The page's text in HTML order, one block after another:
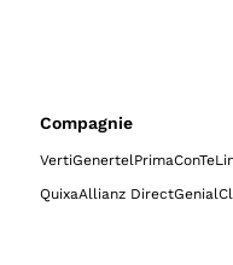
Compagnie
VertiGenertel PrimaConTe
QuixaAllianz Direct